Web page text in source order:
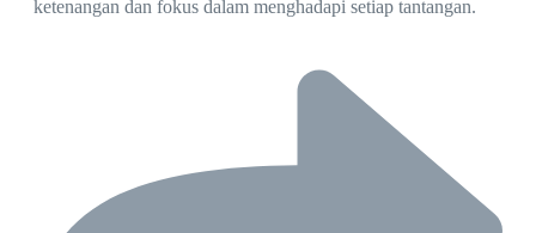
ketenangan dan fokus dalam menghadapi setiap tantangan.